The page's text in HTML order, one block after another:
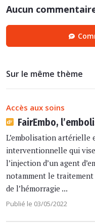
Aucun
Sur le même thème
Accès aux soins
FairEmbo,
L’embolisation artérielle
interventionnelle qui
l’injection d’un agent
notamment le traitement
de l’hémorragie ...
Publié le 03/05/2022